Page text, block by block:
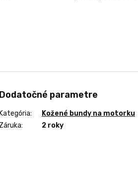
Dodatočné parametre
Kategória:
Kožené bundy na motorku
Záruka: 2 roky